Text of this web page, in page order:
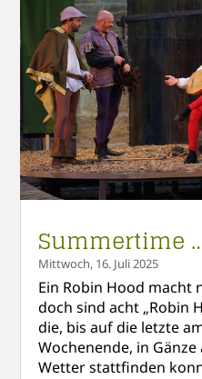
Summertime
Mittwoch, 16. Juli 2025
Ein Robin Hood macht
doch sind acht „Robin
die, bis auf die letzte
Wochenende, in
Wetter stattfinden